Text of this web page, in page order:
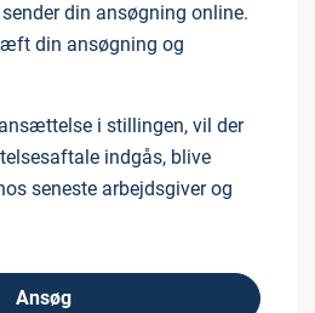
din ansøgning online.
din ansøgning og
i stillingen, vil der
indgås, blive
seneste arbejdsgiver og
Ansøg